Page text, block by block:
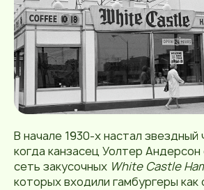
В начале 1930-х настал звездный
когда канзасец Уолтер
сеть закусочных White Castle
которых входили гамбургеры